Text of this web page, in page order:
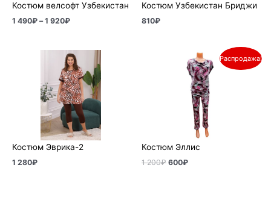
Костюм велсофт Узбекистан
1 490₽ – 1 920₽
Костюм Узбекистан Бриджи
810₽
Костюм Эврика-2
1 280₽
Распродажа!
Костюм Эллис
1 200₽
Первоначальная
составляла
600₽
Текущая
цена:
600₽.